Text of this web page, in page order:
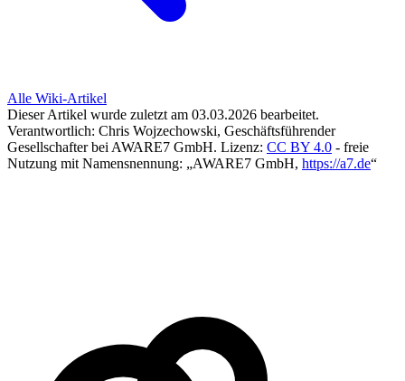
Alle Wiki-Artikel
Dieser Artikel wurde zuletzt am 03.03.2026 bearbeitet.
Verantwortlich: Chris Wojzechowski, Geschäftsführender
Gesellschafter bei AWARE7 GmbH. Lizenz: CC BY 4.0 - freie
Nutzung mit Namensnennung: „AWARE7 GmbH, https://a7.de“